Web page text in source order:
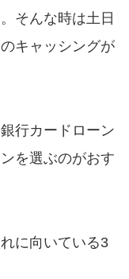
ま払いきると
直しで40万円
そんな時は土日
キャッシングが
行カードローン
を選ぶのがおす
に向いている3